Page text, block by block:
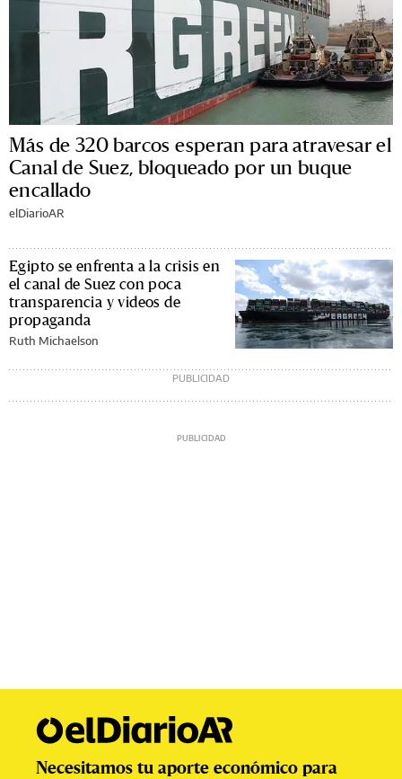
Más de 320 barcos esperan para atravesar el
Canal de Suez, bloqueado por un buque
encallado
elDiarioAR
Egipto se enfrenta a la crisis en
el canal de Suez con poca
transparencia y videos de
propaganda
Ruth Michaelson
Necesitamos tu aporte económico para